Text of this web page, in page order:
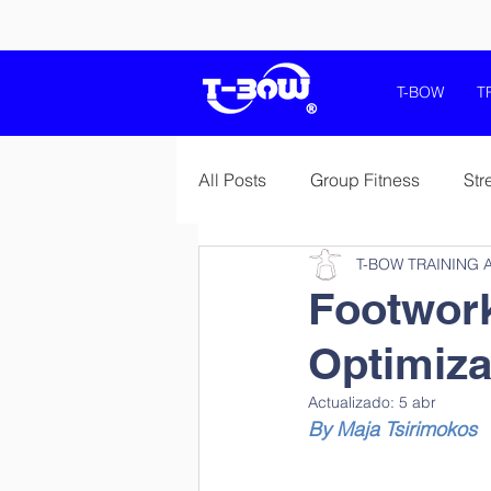
T-BOW
All Posts Group Fitness
Balance and Coordination
Salud Health Fitness Wellness
Sport Specific Preparations
T-BOW TRAINING
Actualizado: 5 abr
By Maja Tsirimokos